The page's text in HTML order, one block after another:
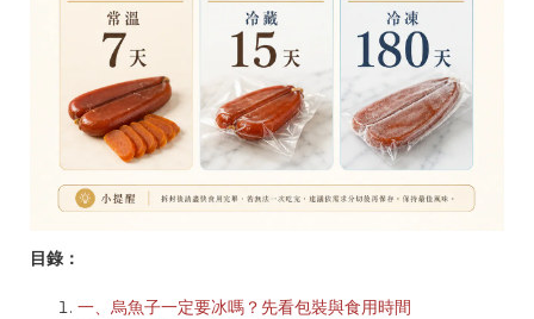
目錄：
一、烏魚子一定要冰嗎？先看包裝與食用時間